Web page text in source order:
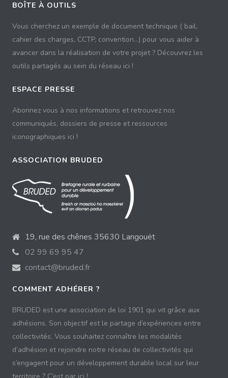
BOÎTE À OUTILS
Vous cherchez un exemple de document technique ( bail,
cahier des charges, CCTP, convention...) pour vous aider à
avancer dans la réalisation de votre projet ? Découvrez les
outils partagés au sein du réseau ici !
ESPACE PRESSE
Abonnez vous à nos informations et retrouvez nos
communiqués, dossiers de presse et ressources
iconographiques ici !
ASSOCIATION BRUDED
19, rue des chênes 35630 Langouët
02 99 69 95 47
contact@bruded.fr
COMMENT ADHÉRER ?
BRUDED est une association de loi 1901 qui vit grâce aux
adhésions. Son objectif est le partage d’expériences entre
collectivités. Vous souhaitez connaître les modalités
d’adhésion et rejoindre notre réseau de collectivités qui
s’engagent pour un développement durable local sur leur
territoire ? C’est par ici !